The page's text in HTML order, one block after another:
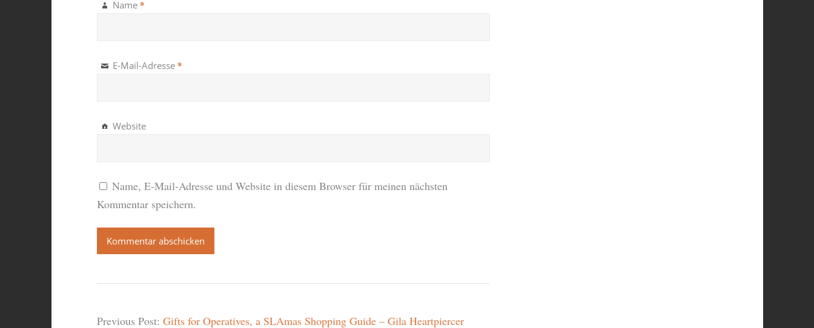
Name *
E-Mail-Adresse *
Website
Name, E-Mail-Adresse und Website in diesem Browser für meinen nächsten
Kommentar speichern.
Previous Post: Gifts for Operatives, a SLAmas Shopping Guide – Gila Heartpiercer